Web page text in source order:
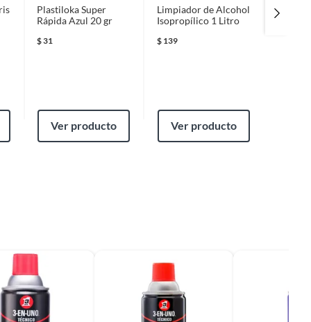
Plastiloka Super
Rápida Azul 20 gr
$31
Ver producto
Limpiador de Alcohol
Isopropílico 1 Litro
$ 139
Ver producto